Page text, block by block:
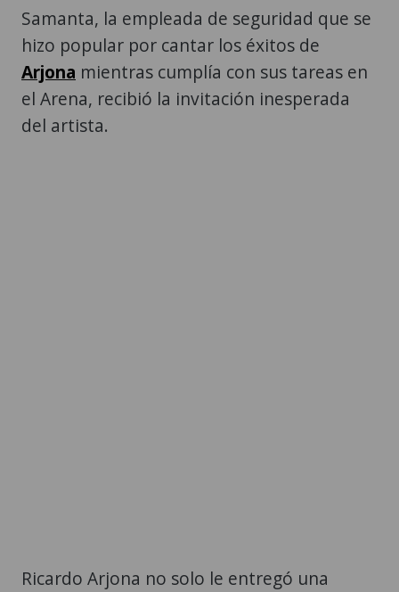
Samanta, la empleada de seguridad que se
hizo popular por cantar los éxitos de
Arjona mientras cumplía con sus tareas en
el Arena, recibió la invitación inesperada
del artista.
Ricardo Arjona no solo le entregó una